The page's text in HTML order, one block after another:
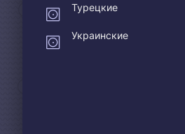
Турецкие
Украинские